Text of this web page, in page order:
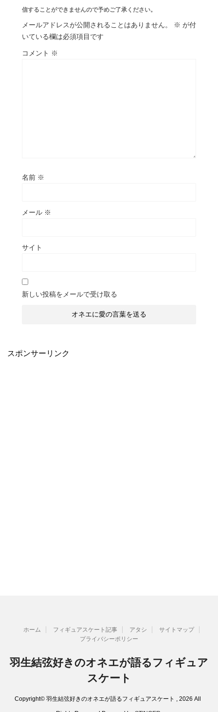
信することができませんので予めご了承ください。
メールアドレスが公開されることはありません。 ※ が付
いている欄は必須項目です
コメント ※
名前 ※
メール ※
サイト
新しい投稿をメールで受け取る
スポンサーリンク
ホーム フィギュアスケート記事 アタシ
サイトマップ
プライバシーポリシー
羽生結弦好きのオネエが語るフィギュア
スケート
Copyright© 羽生結弦好きのオネエが語るフィギュアスケート , 2026 All